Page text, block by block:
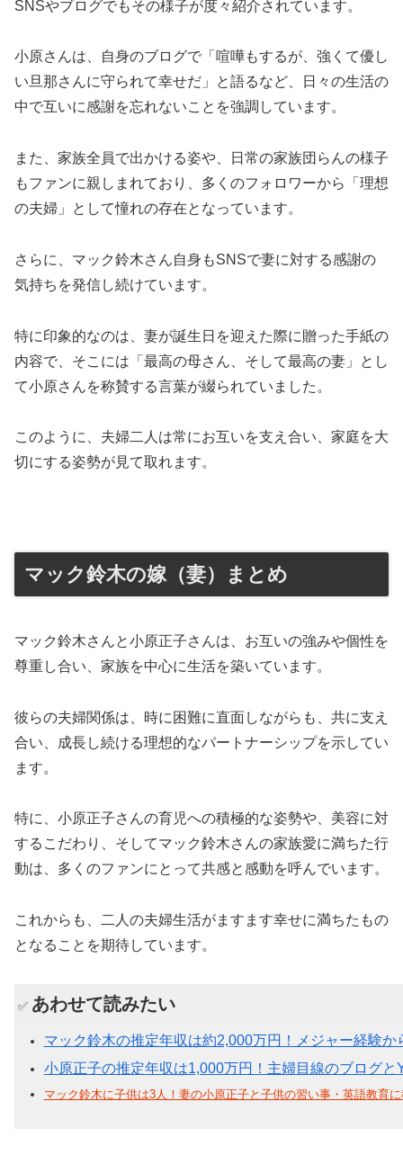
SNSやブログでもその様子が度々紹介されています。
小原さんは、自身のブログで「喧嘩もするが、強くて優し
い旦那さんに守られて幸せだ」と語るなど、日々の生活の
中で互いに感謝を忘れないことを強調しています​。
また、家族全員で出かける姿や、日常の家族団らんの様子
もファンに親しまれており、多くのフォロワーから「理想
の夫婦」として憧れの存在となっています。
さらに、マック鈴木さん自身もSNSで妻に対する感謝の
気持ちを発信し続けています。
特に印象的なのは、妻が誕生日を迎えた際に贈った手紙の
内容で、そこには「最高の母さん、そして最高の妻」とし
て小原さんを称賛する言葉が綴られていました​ 。
このように、夫婦二人は常にお互いを支え合い、家庭を大
切にする姿勢が見て取れます。
マック鈴木の嫁（妻）まとめ
マック鈴木さんと小原正子さんは、お互いの強みや個性を
尊重し合い、家族を中心に生活を築いています。
彼らの夫婦関係は、時に困難に直面しながらも、共に支え
合い、成長し続ける理想的なパートナーシップを示してい
ます。
特に、小原正子さんの育児への積極的な姿勢や、美容に対
するこだわり、そしてマック鈴木さんの家族愛に満ちた行
動は、多くのファンにとって共感と感動を呼んでいます。
これからも、二人の夫婦生活がますます幸せに満ちたもの
となることを期待しています。
✅ あわせて読みたい
マック鈴木の推定年収は約2,000万円！メジャー経験
小原正子の推定年収は1,000万円！主婦目線のブログと
マック鈴木に子供は3人！妻の小原正子と子供の習い事・英語教育